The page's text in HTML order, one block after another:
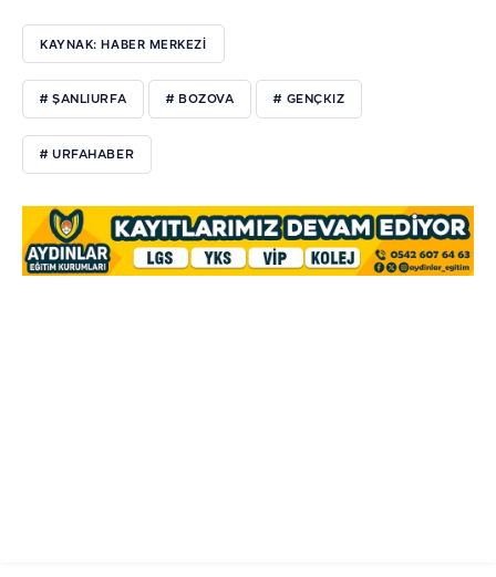
KAYNAK: HABER MERKEZİ
# ŞANLIURFA # BOZOVA # GENÇKIZ
# URFAHABER